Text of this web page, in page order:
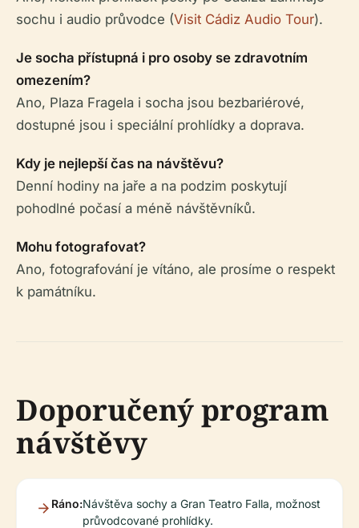
sochu i audio průvodce (Visit Cádiz Audio Tour).
Je socha přístupná i pro osoby se zdravotním
omezením?
Ano, Plaza Fragela i socha jsou bezbariérové,
dostupné jsou i speciální prohlídky a doprava.
Kdy je nejlepší čas na návštěvu?
Denní hodiny na jaře a na podzim poskytují
pohodlné počasí a méně návštěvníků.
Mohu fotografovat?
Ano, fotografování je vítáno, ale prosíme o respekt
k památníku.
Doporučený program
návštěvy
Ráno:Návštěva sochy a Gran Teatro Falla, možnost
průvodcované prohlídky.